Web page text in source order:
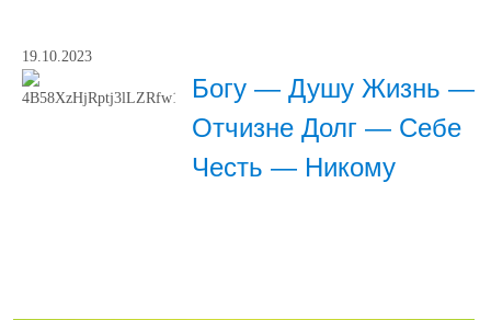
19.10.2023
Богу — Душу Жизнь —
Отчизне Долг — Себе
Честь — Никому